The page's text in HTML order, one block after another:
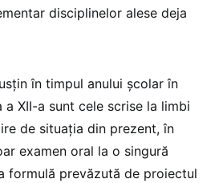
disciplinelor alese deja
în timpul anului școlar în
a XII-a sunt cele scrise la limbi
de situația din prezent, în
examen oral la o singură
formulă prevăzută de proiectul